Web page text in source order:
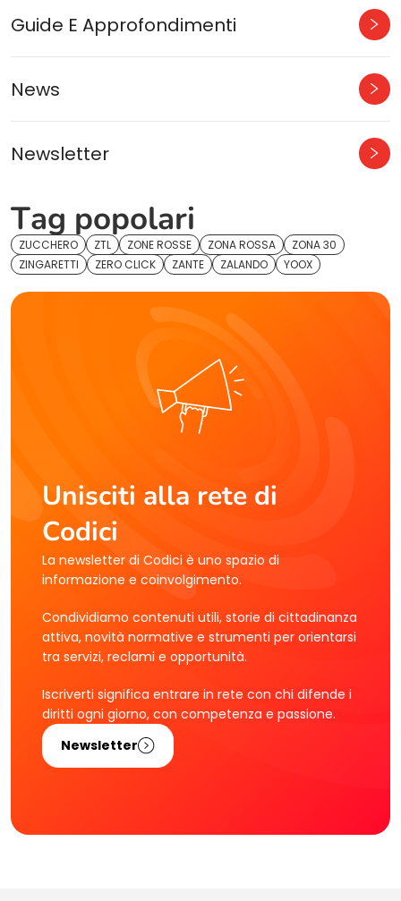
Guide E Approfondimenti
News
Newsletter
Tag popolari
ZUCCHERO ZTL ZONE ROSSE ZONA ROSSA
ZONA 30
ZINGARETTI
ZERO CLICK ZANTE ZALANDO YOOX
Unisciti alla rete di
Codici
La newsletter di Codici è uno spazio di
informazione e coinvolgimento.
Condividiamo contenuti utili, storie di cittadinanza
attiva, novità normative e strumenti per orientarsi
tra servizi, reclami e opportunità.
Iscriverti significa entrare in rete con chi difende i
diritti ogni giorno, con competenza e passione.
Newsletter